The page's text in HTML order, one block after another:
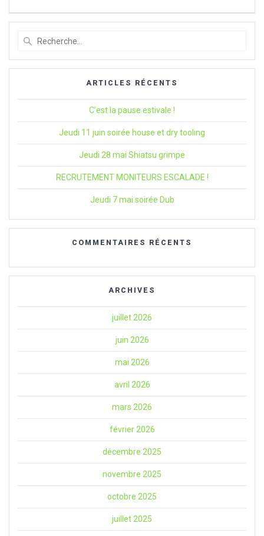
l’article
:
ARTICLES RÉCENTS
C’est la pause estivale !
Jeudi 11 juin soirée house et dry tooling
Jeudi 28 mai Shiatsu grimpe
RECRUTEMENT MONITEURS ESCALADE !
Jeudi 7 mai soirée Dub
COMMENTAIRES RÉCENTS
ARCHIVES
juillet 2026
juin 2026
mai 2026
avril 2026
mars 2026
février 2026
décembre 2025
novembre 2025
octobre 2025
juillet 2025